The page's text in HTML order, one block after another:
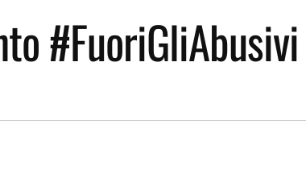
#FuoriGliAbusivi